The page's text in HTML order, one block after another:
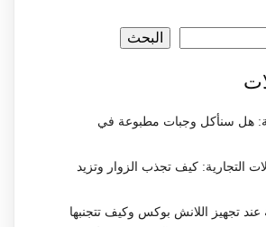
البحث
هل سنأكل وجبات مطبوعة في
التجارية: كيف تجذب الزوار وتزيد
عند تجهيز اللانش بوكس وكيف تتجنبها